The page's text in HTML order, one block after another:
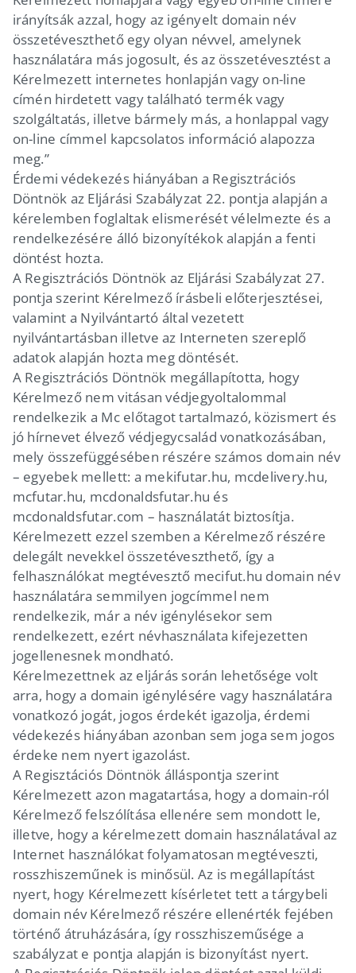
irányítsák azzal, hogy az igényelt domain név
összetéveszthető egy olyan névvel, amelynek
használatára más jogosult, és az összetévesztést a
Kérelmezett internetes honlapján vagy on-line
címén hirdetett vagy található termék vagy
szolgáltatás, illetve bármely más, a honlappal vagy
on-line címmel kapcsolatos információ alapozza
meg.”
Érdemi védekezés hiányában a Regisztrációs
Döntnök az Eljárási Szabályzat 22. pontja alapján a
kérelemben foglaltak elismerését vélelmezte és a
rendelkezésére álló bizonyítékok alapján a fenti
döntést hozta.
A Regisztrációs Döntnök az Eljárási Szabályzat 27.
pontja szerint Kérelmező írásbeli előterjesztései,
valamint a Nyilvántartó által vezetett
nyilvántartásban illetve az Interneten szereplő
adatok alapján hozta meg döntését.
A Regisztrációs Döntnök megállapította, hogy
Kérelmező nem vitásan védjegyoltalommal
rendelkezik a Mc előtagot tartalmazó, közismert és
jó hírnevet élvező védjegycsalád vonatkozásában,
mely összefüggésében részére számos domain név
– egyebek mellett: a mekifutar.hu, mcdelivery.hu,
mcfutar.hu, mcdonaldsfutar.hu és
mcdonaldsfutar.com – használatát biztosítja.
Kérelmezett ezzel szemben a Kérelmező részére
delegált nevekkel összetéveszthető, így a
felhasználókat megtévesztő mecifut.hu domain név
használatára semmilyen jogcímmel nem
rendelkezik, már a név igénylésekor sem
rendelkezett, ezért névhasználata kifejezetten
jogellenesnek mondható.
Kérelmezettnek az eljárás során lehetősége volt
arra, hogy a domain igénylésére vagy használatára
vonatkozó jogát, jogos érdekét igazolja, érdemi
védekezés hiányában azonban sem joga sem jogos
érdeke nem nyert igazolást.
A Regisztációs Döntnök álláspontja szerint
Kérelmezett azon magatartása, hogy a domain-ról
Kérelmező felszólítása ellenére sem mondott le,
illetve, hogy a kérelmezett domain használatával az
Internet használókat folyamatosan megtéveszti,
rosszhiszeműnek is minősül. Az is megállapítást
nyert, hogy Kérelmezett kísérletet tett a tárgybeli
domain név Kérelmező részére ellenérték fejében
történő átruházására, így rosszhiszeműsége a
szabályzat e pontja alapján is bizonyítást nyert.